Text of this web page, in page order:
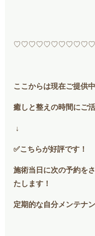
ここからは現在ご提供
癒しと整えの時間にご
↓
✅こちらが好評です！
施術当日に次の予約を
たします！
定期的な自分メンテナ